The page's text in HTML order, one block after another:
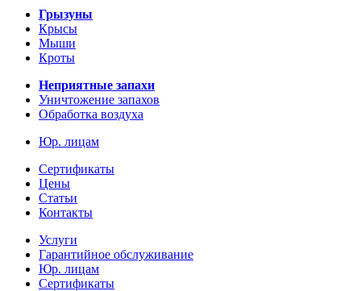
Грызуны
Крысы
Мыши
Кроты
Неприятные запахи
Уничтожение запахов
Обработка воздуха
Юр. лицам
Сертификаты
Цены
Статьи
Контакты
Услуги
Гарантийное обслуживание
Юр. лицам
Сертификаты